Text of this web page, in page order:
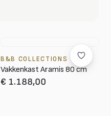
B&B COLLECTIONS
Vakkenkast Aramis 80 cm
€ 1.188,00